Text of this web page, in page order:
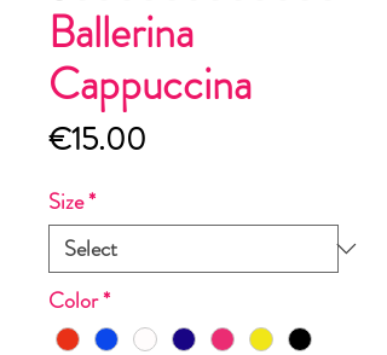
Ballerina
Cappuccina
€15.00
Size*
Color*